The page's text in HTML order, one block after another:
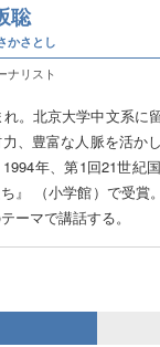
聡
かさとし
ナリスト
。北京大学中文系に
、豊富な人脈を活か
年、第1回21世紀
』 （小学館）で受賞
ーマで講話する。